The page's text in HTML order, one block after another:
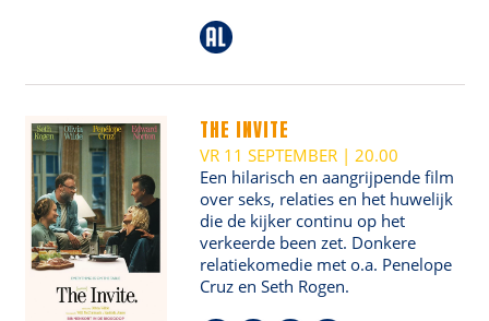
THE INVITE
VR 11 SEPTEMBER | 20.00
Een hilarisch en aangrijpende film
over seks, relaties en het huwelijk
die de kijker continu op het
verkeerde been zet. Donkere
relatiekomedie met o.a. Penelope
Cruz en Seth Rogen.